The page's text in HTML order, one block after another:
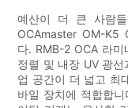
예산이 더 큰 사람
OCAmaster OM-K5
다. RMB-2 OCA 라
정렬 및 내장 UV 광
업 공간이 더 넓고 최
바일 장치에 적합합